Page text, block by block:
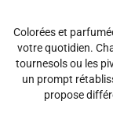
Colorées et
votre quotidien.
tournesols ou les
un prompt
propose